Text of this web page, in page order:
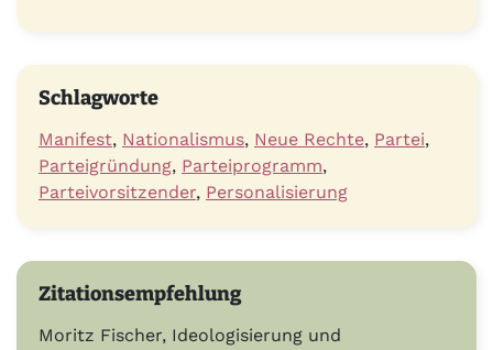
Schlagworte
Manifest, Nationalismus, Neue Rechte, Partei,
Parteigründung, Parteiprogramm,
Parteivorsitzender, Personalisierung
Zitationsempfehlung
Moritz Fischer, Ideologisierung und